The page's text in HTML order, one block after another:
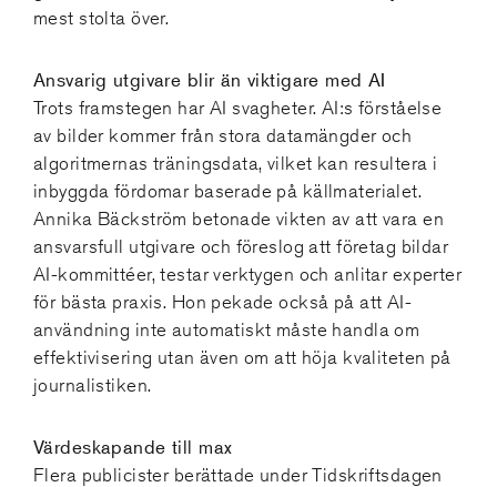
mest stolta över.
Ansvarig utgivare blir än viktigare med AI
Trots framstegen har AI svagheter. AI:s förståelse
av bilder kommer från stora datamängder och
algoritmernas träningsdata, vilket kan resultera i
inbyggda fördomar baserade på källmaterialet.
Annika Bäckström betonade vikten av att vara en
ansvarsfull utgivare och föreslog att företag bildar
AI-kommittéer, testar verktygen och anlitar experter
för bästa praxis. Hon pekade också på att AI-
användning inte automatiskt måste handla om
effektivisering utan även om att höja kvaliteten på
journalistiken.
Värdeskapande till max
Flera publicister berättade under Tidskriftsdagen